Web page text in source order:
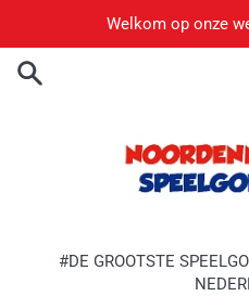
content
Welkom op onze
#DE GROOTSTE